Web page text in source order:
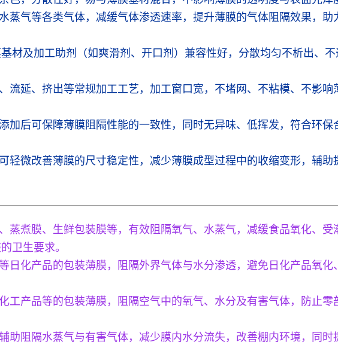
蒸气等各类气体，减缓气体渗透速率，提升薄膜的气体阻隔效果，
材及加工助剂（如爽滑剂、开口剂）兼容性好，分散均匀不析出、
流延、挤出等常规加工工艺，加工窗口宽，不堵网、不粘模、不影
加后可保障薄膜阻隔性能的一致性，同时无异味、低挥发，符合环
轻微改善薄膜的尺寸稳定性，减少薄膜成型过程中的收缩变形，辅
蒸煮膜、生鲜包装膜等，有效阻隔氧气、水蒸气，减缓食品氧化、
卫生要求。
日化产品的包装薄膜，阻隔外界气体与水分渗透，避免日化产品氧
工产品等的包装薄膜，阻隔空气中的氧气、水分及有害气体，防止
助阻隔水蒸气与有害气体，减少膜内水分流失，改善棚内环境，同